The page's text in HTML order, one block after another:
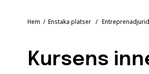
Hem / Enstaka platser /
Kursens